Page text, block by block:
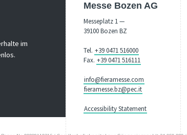
im
Messe Bozen AG
Messeplatz 1 —
39100 Bozen BZ
Tel. +39 0471 516000
Fax. +39 0471 516111
info@fieramesse.com
fieramesse.bz@pec.it
Accessibility Statement